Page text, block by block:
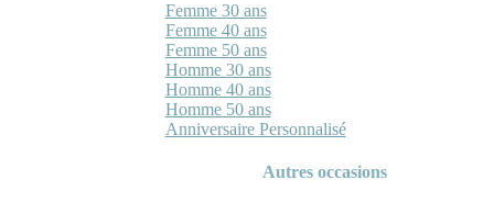
Femme 30 ans
Femme 40 ans
Femme 50 ans
Homme 30 ans
Homme 40 ans
Homme 50 ans
Anniversaire Personnalisé
Autres occasions